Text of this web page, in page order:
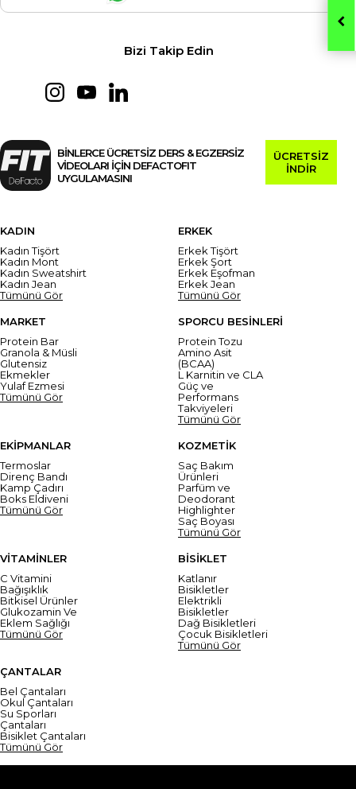
Bizi Takip Edin
BİNLERCE ÜCRETSİZ DERS & EGZERSİZ
VİDEOLARI İÇİN DEFACTOFIT
UYGULAMASINI
ÜCRETSİZ
İNDİR
KADIN
Kadın Tişört
Kadın Mont
Kadın Sweatshirt
Kadın Jean
Tümünü Gör
ERKEK
Erkek Tişört
Erkek Şort
Erkek Eşofman
Erkek Jean
Tümünü Gör
MARKET
Protein Bar
Granola & Müsli
Glutensiz
Ekmekler
Yulaf Ezmesi
Tümünü Gör
SPORCU BESİNLERİ
Protein Tozu
Amino Asit
(BCAA)
L Karnitin ve CLA
Güç ve
Performans
Takviyeleri
Tümünü Gör
EKİPMANLAR
Termoslar
Direnç Bandı
Kamp Çadırı
Boks Eldiveni
Tümünü Gör
KOZMETİK
Saç Bakım
Ürünleri
Parfüm ve
Deodorant
Highlighter
Saç Boyası
Tümünü Gör
VİTAMİNLER
C Vitamini
Bağışıklık
Bitkisel Ürünler
Glukozamin Ve
Eklem Sağlığı
Tümünü Gör
BİSİKLET
Katlanır
Bisikletler
Elektrikli
Bisikletler
Dağ Bisikletleri
Çocuk Bisikletleri
Tümünü Gör
ÇANTALAR
Bel Çantaları
Okul Çantaları
Su Sporları
Çantaları
Bisiklet Çantaları
Tümünü Gör